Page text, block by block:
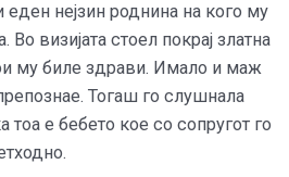
нејзин роднина на кого му
Во визијата стоел покрај златна
му биле здрави. Имало и маж
Тогаш го слушнала
тоа е бебето кое со сопругот го